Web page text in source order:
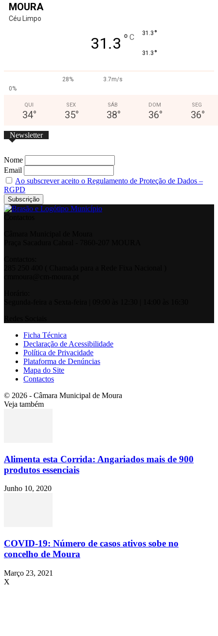
MOURA
Céu Limpo
31.3 ° C 31.3 °
31.3 °
28%
3.7m/s
0%
QUI
34°
SEX
35°
SÁB
38°
DOM
36°
SEG
36°
Newsletter
Nome
Email
Ao subscrever aceito o Regulamento de Proteção de Dados –
RGPD
Ficha Técnica
Declaração de Acessibilidade
Política de Privacidade
Plataforma de Denúncias
Mapa do Site
Contactos
© 2026 - Câmara Municipal de Moura
Veja também
Alimenta esta Corrida: Angariados mais de 900
produtos essenciais
Junho 10, 2020
COVID-19: Número de casos ativos sobe no
concelho de Moura
Março 23, 2021
X